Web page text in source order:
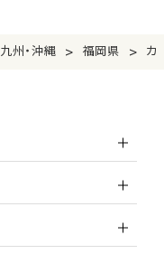
九州・沖縄 > 福岡県 > カ